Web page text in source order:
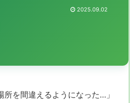
2025.09.02
所を間違えるようになった…」